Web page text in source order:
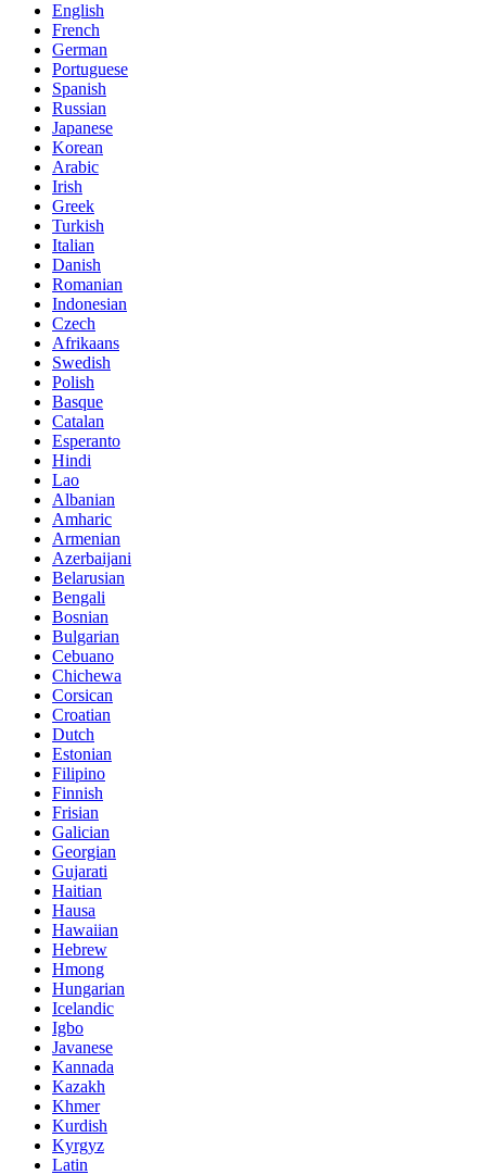
English
French
German
Portuguese
Spanish
Russian
Japanese
Korean
Arabic
Irish
Greek
Turkish
Italian
Danish
Romanian
Indonesian
Czech
Afrikaans
Swedish
Polish
Basque
Catalan
Esperanto
Hindi
Lao
Albanian
Amharic
Armenian
Azerbaijani
Belarusian
Bengali
Bosnian
Bulgarian
Cebuano
Chichewa
Corsican
Croatian
Dutch
Estonian
Filipino
Finnish
Frisian
Galician
Georgian
Gujarati
Haitian
Hausa
Hawaiian
Hebrew
Hmong
Hungarian
Icelandic
Igbo
Javanese
Kannada
Kazakh
Khmer
Kurdish
Kyrgyz
Latin